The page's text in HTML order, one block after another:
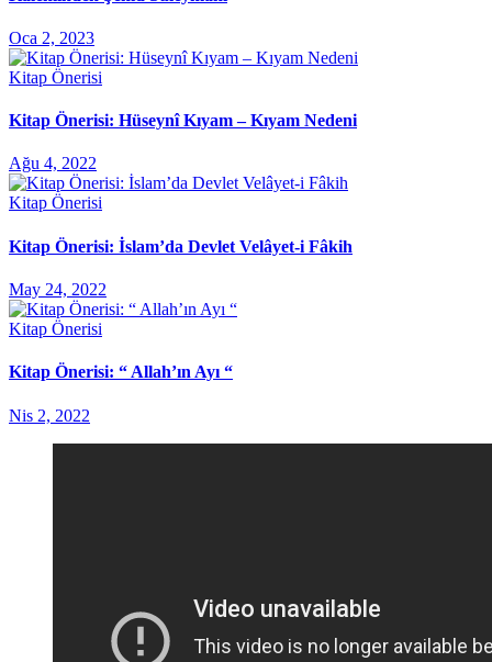
Oca 2, 2023
Kitap Önerisi
Kitap Önerisi: Hüseynî Kıyam – Kıyam Nedeni
Ağu 4, 2022
Kitap Önerisi
Kitap Önerisi: İslam’da Devlet Velâyet-i Fâkih
May 24, 2022
Kitap Önerisi
Kitap Önerisi: “ Allah’ın Ayı “
Nis 2, 2022